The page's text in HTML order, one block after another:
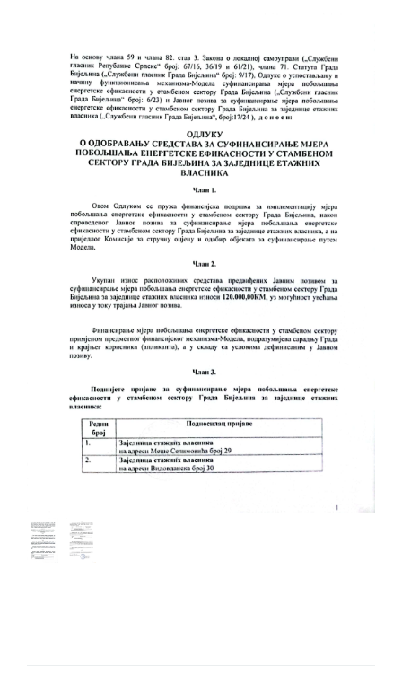
Обрасци захтјева за регресирано
гориво доступни од 13. марта до 15.
новембра
Захтјев за издавање ПОНОСНЕ КАРТИЦЕ
Обавјештење о забрани саобраћаја 6. и
Обавјештење за предузетника - Вера
Ујић